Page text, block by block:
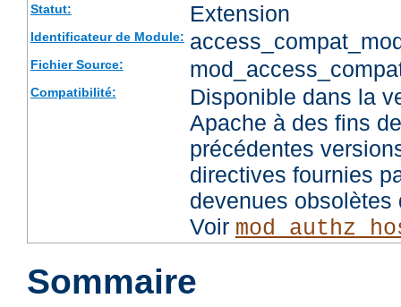
Statut: Extension
Identificateur de Module:
Fichier Source:
Compatibilité:
Disponible dans la
Apache à des fins
précédentes
directives fournies
devenues
Voir
Sommaire